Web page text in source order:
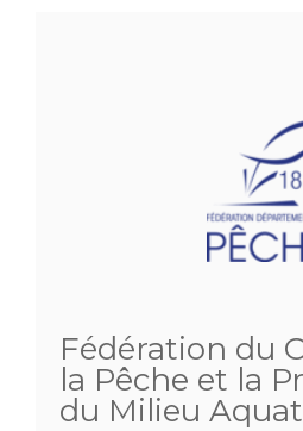
Fédération du
la Pêche et la
du Milieu